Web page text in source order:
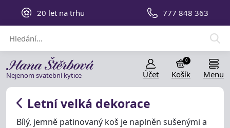
20 let na trhu 777 848 363
Nejenom svatební kytice Účet Košík
0
Menu
Letní velká dekorace
Bílý, jemně patinovaný koš je naplněn sušenými a